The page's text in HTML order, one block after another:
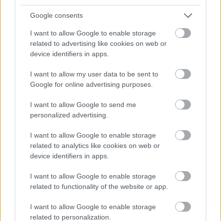
Google consents
I want to allow Google to enable storage
related to advertising like cookies on web or
device identifiers in apps.
I want to allow my user data to be sent to
Google for online advertising purposes.
I want to allow Google to send me
personalized advertising.
I want to allow Google to enable storage
related to analytics like cookies on web or
device identifiers in apps.
I want to allow Google to enable storage
related to functionality of the website or app.
I want to allow Google to enable storage
related to personalization.
Tányértervezők és séfek
kooperációja
Krisztián kooperált tervezőkkel a MOME
szervezésében, születtek belőle izgalmas dolgok!